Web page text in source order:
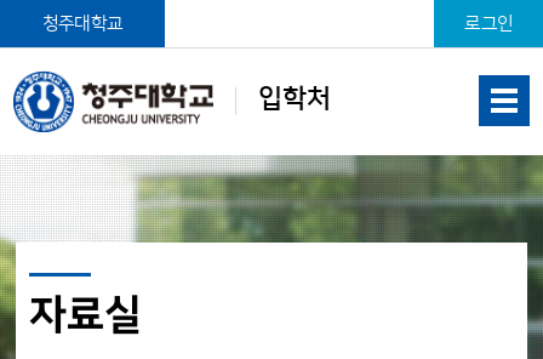
입학처
청주대학교 로그인
자료실